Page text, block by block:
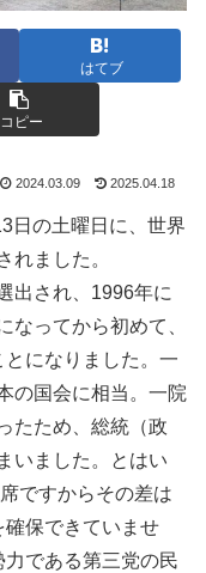
はてブ
コピー
2024.03.09 2025.04.18
日の土曜日に、世界
れました。
出され、1996年に
なってから初めて、
になりました。一
の国会に相当。一院
たため、総統（政
いました。とはい
ですからその差は
保できていませ
である第三党の民